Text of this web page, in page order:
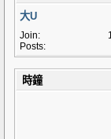
大U
Join:
Posts:
時鐘